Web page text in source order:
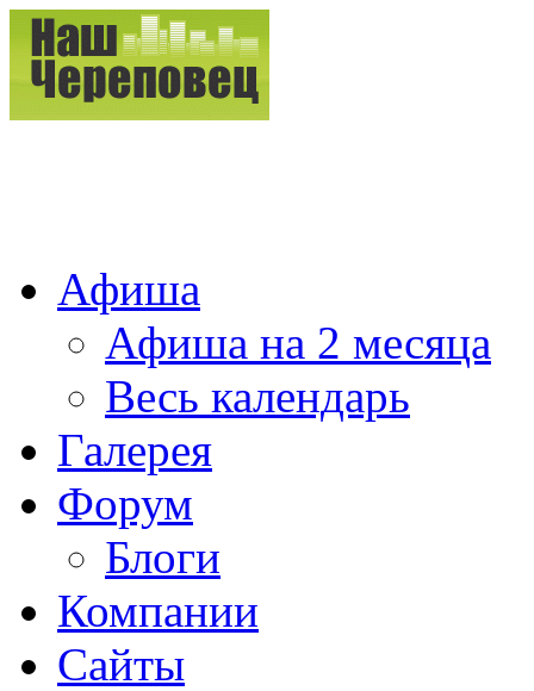
Афиша
Афиша на 2 месяца
Весь календарь
Галерея
Форум
Блоги
Компании
Сайты